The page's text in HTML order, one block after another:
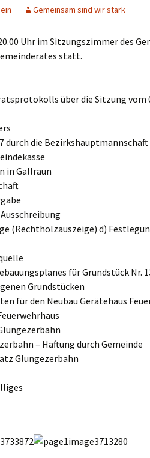
Gemeinsam sind wir stark
Uhr im Sitzungszimmer des
statt.
über die Sitzung vom
durch die
in Gallraun
(Rechtholzauszeige) d)
für Grundstück Nr.
Grundstücken
für den Neubau Gerätehaus
– Haftung durch Gemeinde
Glungezerbahn